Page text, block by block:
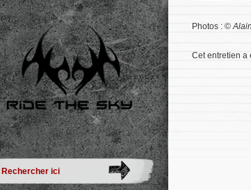
Photos : ©
Cet entretien a